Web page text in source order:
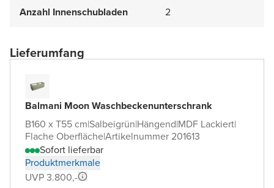
Anzahl Innenschubladen 2
Lieferumfang
Balmani Moon Waschbeckenunterschrank
B160 x T55 cm|Salbeigrün|Hängend|MDF Lackiert|
Flache Oberfläche|Artikelnummer 201613
Sofort lieferbar
Produktmerkmale
UVP 3.800,-